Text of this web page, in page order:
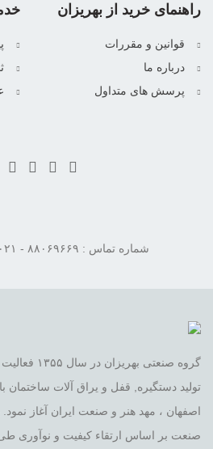
راهنمای خرید از بهریزان
قوانین و مقررات
درباره ما
پرسش های متداول
شماره تماس : ۸۸۰۶۹۶۶۹ - ۰۲۱ ، 09011311152
گروه صنعتی
تولید دستگیره, قفل و یراق آلات ساختمان
اصفهان ، مهد هنر و صنعت ایران آغاز